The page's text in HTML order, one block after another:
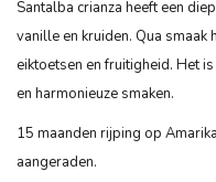
Santalba crianza heeft een
vanille en kruiden. Qua smaak
eiktoetsen en fruitigheid. Het
en harmonieuze smaken.
15 maanden rijping op
aangeraden.